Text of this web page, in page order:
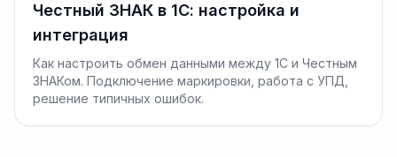
Честный ЗНАК в 1С: настройка и
интеграция
Как настроить обмен данными между 1С и Честным
ЗНАКом. Подключение маркировки, работа с УПД,
решение типичных ошибок.